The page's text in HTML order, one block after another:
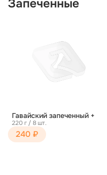
Запеченные
Гавайский запеченный +
220 г / 8 шт.
240 ₽